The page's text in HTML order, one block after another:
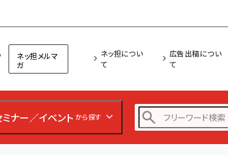
ネッ担メルマ
ガ
ネッ担につい
て
広告出稿につい
て
ミナー／イベント から探す
き「次の一手」とは？
者が登壇のリアルECセ
流会も実施】